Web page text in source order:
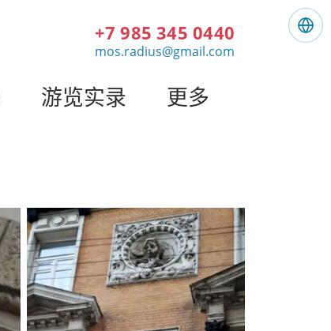
语
+7 985 345 0440
mos.radius@gmail.com
游览实录 更多